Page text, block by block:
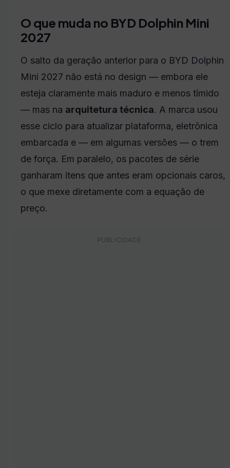
O que muda no BYD Dolphin Mini
2027
O salto da geração anterior para o BYD Dolphin
Mini 2027 não está no design — embora ele
esteja claramente mais maduro e menos tímido
— mas na arquitetura técnica. A marca usou
esse ciclo para atualizar plataforma, eletrônica
embarcada e — em algumas versões — o trem
de força. Em paralelo, os pacotes de série
ganharam itens que antes eram opcionais caros,
o que mexe diretamente com a equação de
preço.